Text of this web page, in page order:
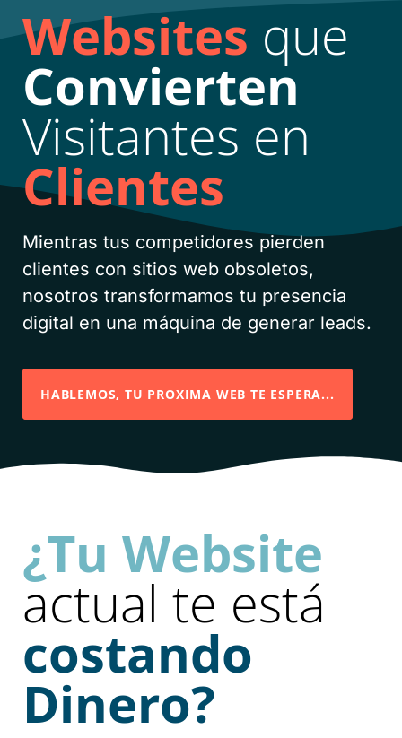
Websites que
Convierten
Visitantes en
Clientes
Mientras tus competidores pierden
clientes con sitios web obsoletos,
nosotros transformamos tu presencia
digital en una máquina de generar leads.
HABLEMOS, TU PROXIMA WEB TE ESPERA...
¿Tu Website
actual te está
costando
Dinero?